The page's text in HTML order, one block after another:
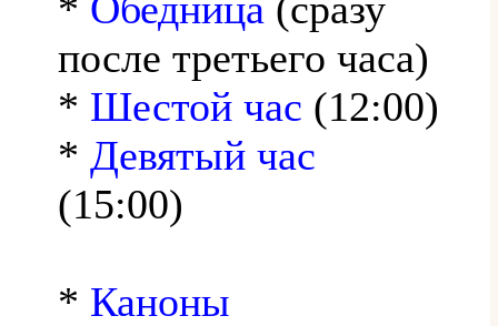
после третьего часа)
* Шестой час (12:00)
* Девятый час
(15:00)
* Каноны